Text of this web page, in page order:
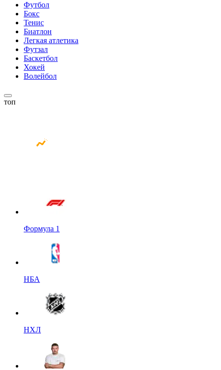
Футбол
Бокс
Тенис
Биатлон
Легкая атлетика
Футзал
Баскетбол
Хокей
Волейбол
топ
Формула 1
НБА
НХЛ